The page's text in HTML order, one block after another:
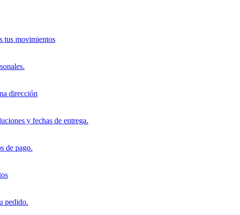
tus movimientos
dirección
y fechas de entrega.
de pago.
pedido.